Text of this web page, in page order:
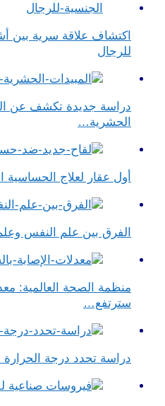
اكتشاف علاقة سرية بين
للرجال
دراسة جديدة تكشف عن
الحشرية…
أول عقار لعلاج الحساسية
الفرق بين علم النفس
منظمة الصحة العالمية:
سترتفع…
دراسة تحدد درجة الحرارة